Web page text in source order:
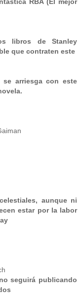
libros de Stanley
que contraten este
se arriesga con este
aunque ni
estar por la labor
seguirá publicando